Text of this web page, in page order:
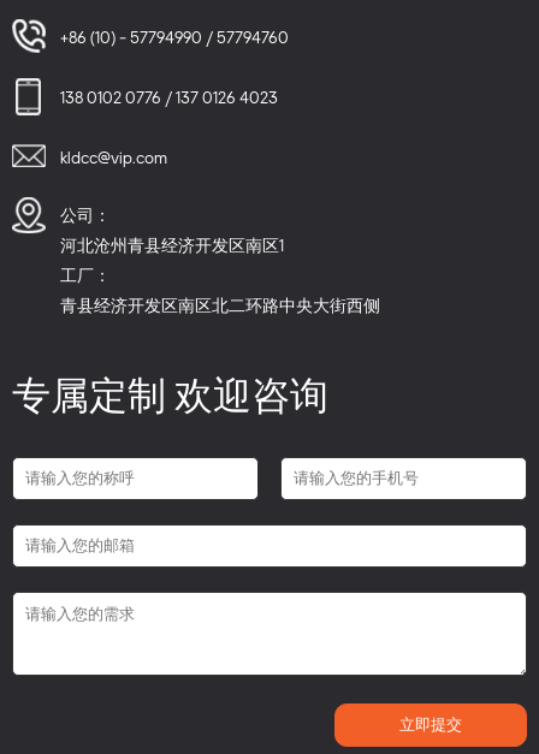
+86 (10) - 57794990 / 57794760
138 0102 0776 / 137 0126 4023
kldcc@vip.com
公司：
河北沧州青县经济开发区南区1
工厂：
青县经济开发区南区北二环路中央大街西侧
专属定制 欢迎咨询